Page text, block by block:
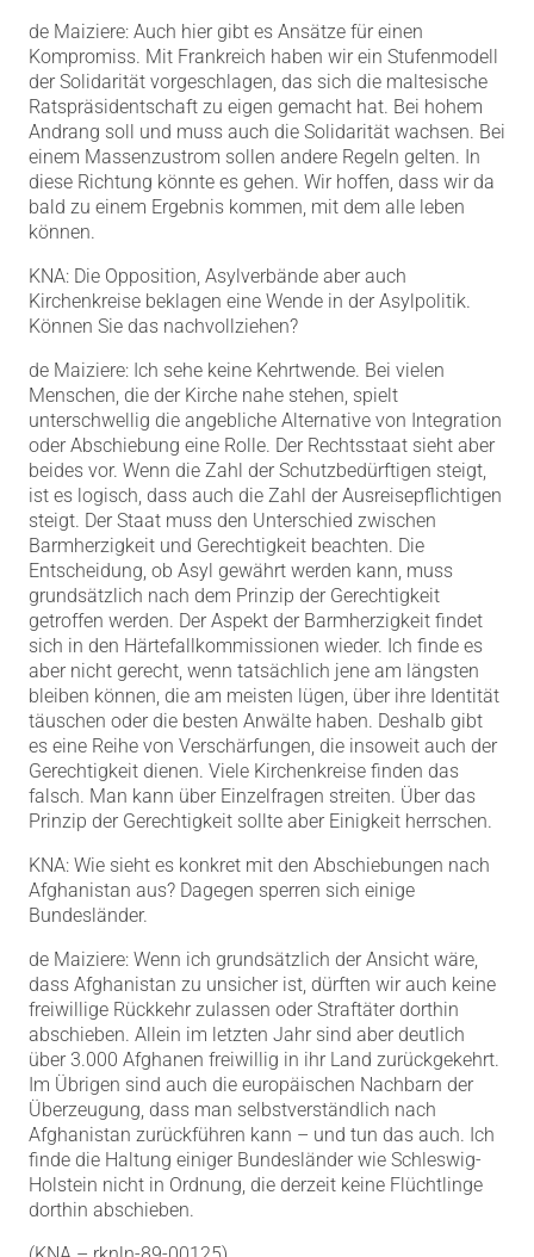
de Maiziere: Auch hier gibt es Ansätze für einen
Kompromiss. Mit Frankreich haben wir ein Stufenmodell
der Solidarität vorgeschlagen, das sich die maltesische
Ratspräsidentschaft zu eigen gemacht hat. Bei hohem
Andrang soll und muss auch die Solidarität wachsen. Bei
einem Massenzustrom sollen andere Regeln gelten. In
diese Richtung könnte es gehen. Wir hoffen, dass wir da
bald zu einem Ergebnis kommen, mit dem alle leben
können.
KNA: Die Opposition, Asylverbände aber auch
Kirchenkreise beklagen eine Wende in der Asylpolitik.
Können Sie das nachvollziehen?
de Maiziere: Ich sehe keine Kehrtwende. Bei vielen
Menschen, die der Kirche nahe stehen, spielt
unterschwellig die angebliche Alternative von Integration
oder Abschiebung eine Rolle. Der Rechtsstaat sieht aber
beides vor. Wenn die Zahl der Schutzbedürftigen steigt,
ist es logisch, dass auch die Zahl der Ausreisepflichtigen
steigt. Der Staat muss den Unterschied zwischen
Barmherzigkeit und Gerechtigkeit beachten. Die
Entscheidung, ob Asyl gewährt werden kann, muss
grundsätzlich nach dem Prinzip der Gerechtigkeit
getroffen werden. Der Aspekt der Barmherzigkeit findet
sich in den Härtefallkommissionen wieder. Ich finde es
aber nicht gerecht, wenn tatsächlich jene am längsten
bleiben können, die am meisten lügen, über ihre Identität
täuschen oder die besten Anwälte haben. Deshalb gibt
es eine Reihe von Verschärfungen, die insoweit auch der
Gerechtigkeit dienen. Viele Kirchenkreise finden das
falsch. Man kann über Einzelfragen streiten. Über das
Prinzip der Gerechtigkeit sollte aber Einigkeit herrschen.
KNA: Wie sieht es konkret mit den Abschiebungen nach
Afghanistan aus? Dagegen sperren sich einige
Bundesländer.
de Maiziere: Wenn ich grundsätzlich der Ansicht wäre,
dass Afghanistan zu unsicher ist, dürften wir auch keine
freiwillige Rückkehr zulassen oder Straftäter dorthin
abschieben. Allein im letzten Jahr sind aber deutlich
über 3.000 Afghanen freiwillig in ihr Land zurückgekehrt.
Im Übrigen sind auch die europäischen Nachbarn der
Überzeugung, dass man selbstverständlich nach
Afghanistan zurückführen kann – und tun das auch. Ich
finde die Haltung einiger Bundesländer wie Schleswig-
Holstein nicht in Ordnung, die derzeit keine Flüchtlinge
dorthin abschieben.